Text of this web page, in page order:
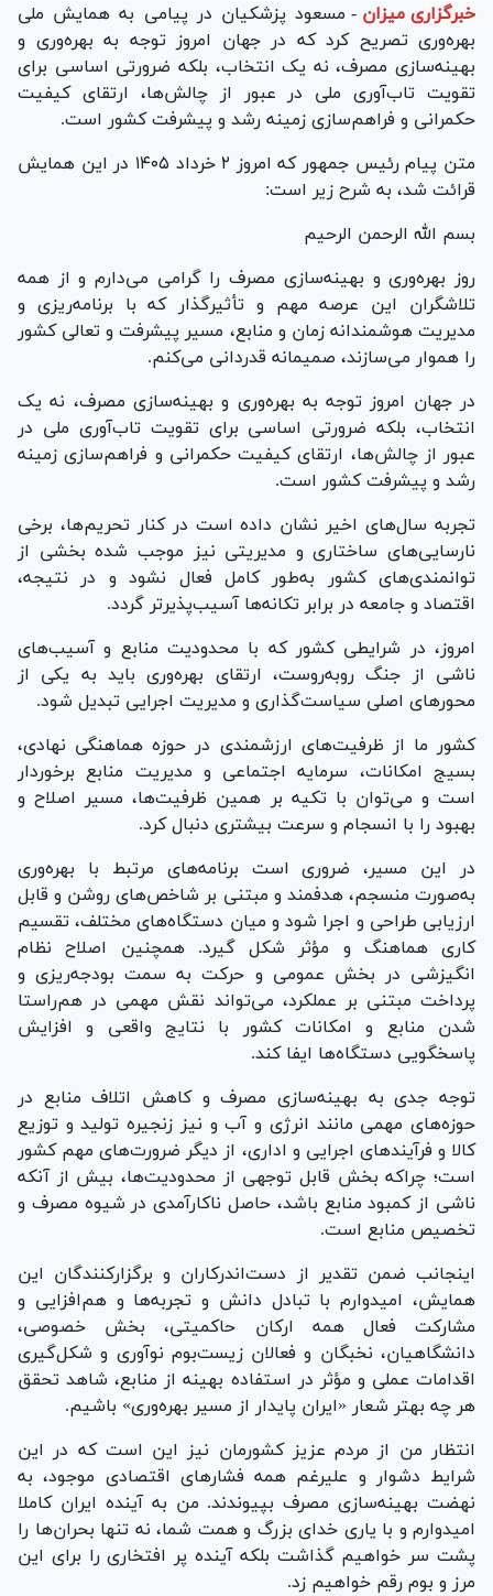
خبرگزاری میزان - مسعود پزشکیان در پیامی به همایش ملی
بهره‌وری تصریح کرد که در جهان امروز توجه به بهره‌وری و
بهینه‌سازی مصرف، نه یک انتخاب، بلکه ضرورتی اساسی برای
تقویت تاب‌آوری ملی در عبور از چالش‌ها، ارتقای کیفیت
حکمرانی و فراهم‌سازی زمینه رشد و پیشرفت کشور است.
متن پیام رئیس جمهور که امروز ۲ خرداد ۱۴۰۵ در این همایش
قرائت شد، به شرح زیر است:
بسم الله الرحمن الرحیم
روز بهره‌وری و بهینه‌سازی مصرف را گرامی می‌دارم و از همه
تلاشگران این عرصه مهم و تأثیرگذار که با برنامه‌ریزی و
مدیریت هوشمندانه زمان و منابع، مسیر پیشرفت و تعالی کشور
را هموار می‌سازند، صمیمانه قدردانی می‌کنم.
در جهان امروز توجه به بهره‌وری و بهینه‌سازی مصرف، نه یک
انتخاب، بلکه ضرورتی اساسی برای تقویت تاب‌آوری ملی در
عبور از چالش‌ها، ارتقای کیفیت حکمرانی و فراهم‌سازی زمینه
رشد و پیشرفت کشور است.
تجربه سال‌های اخیر نشان داده است در کنار تحریم‌ها، برخی
نارسایی‌های ساختاری و مدیریتی نیز موجب شده بخشی از
توانمندی‌های کشور به‌طور کامل فعال نشود و در نتیجه،
اقتصاد و جامعه در برابر تکانه‌ها آسیب‌پذیرتر گردد.
امروز، در شرایطی کشور که با محدودیت منابع و آسیب‌های
ناشی از جنگ روبه‌روست، ارتقای بهره‌وری باید به یکی از
محور‌های اصلی سیاست‌گذاری و مدیریت اجرایی تبدیل شود.
کشور ما از ظرفیت‌های ارزشمندی در حوزه هماهنگی نهادی،
بسیج امکانات، سرمایه اجتماعی و مدیریت منابع برخوردار
است و می‌توان با تکیه بر همین ظرفیت‌ها، مسیر اصلاح و
بهبود را با انسجام و سرعت بیشتری دنبال کرد.
در این مسیر، ضروری است برنامه‌های مرتبط با بهره‌وری
به‌صورت منسجم، هدفمند و مبتنی بر شاخص‌های روشن و قابل
ارزیابی طراحی و اجرا شود و میان دستگاه‌های مختلف، تقسیم
کاری هماهنگ و مؤثر شکل گیرد. همچنین اصلاح نظام
انگیزشی در بخش عمومی و حرکت به سمت بودجه‌ریزی و
پرداخت مبتنی بر عملکرد، می‌تواند نقش مهمی در هم‌راستا
شدن منابع و امکانات کشور با نتایج واقعی و افزایش
پاسخگویی دستگاه‌ها ایفا کند.
توجه جدی به بهینه‌سازی مصرف و کاهش اتلاف منابع در
حوزه‌های مهمی مانند انرژی و آب و نیز زنجیره تولید و توزیع
کالا و فرآیند‌های اجرایی و اداری، از دیگر ضرورت‌های مهم کشور
است؛ چراکه بخش قابل توجهی از محدودیت‌ها، بیش از آنکه
ناشی از کمبود منابع باشد، حاصل ناکارآمدی در شیوه مصرف و
تخصیص منابع است.
اینجانب ضمن تقدیر از دست‌اندرکاران و برگزارکنندگان این
همایش، امیدوارم با تبادل دانش و تجربه‌ها و هم‌افزایی و
مشارکت فعال همه ارکان حاکمیتی، بخش خصوصی،
دانشگاهیان، نخبگان و فعالان زیست‌بوم نوآوری و شکل‌گیری
اقدامات عملی و مؤثر در استفاده بهینه از منابع، شاهد تحقق
هر چه بهتر شعار «ایران پایدار از مسیر بهره‌وری» باشیم.
انتظار من از مردم عزیز کشورمان نیز این است که در این
شرایط دشوار و علیرغم همه فشار‌های اقتصادی موجود، به
نهضت بهینه‌سازی مصرف بپیوندند. من به آینده ایران کاملا
امیدوارم و با یاری خدای بزرگ و همت شما، نه تنها بحران‌ها را
پشت سر خواهیم گذاشت بلکه آینده پر افتخاری را برای این
مرز و بوم رقم خواهیم زد.